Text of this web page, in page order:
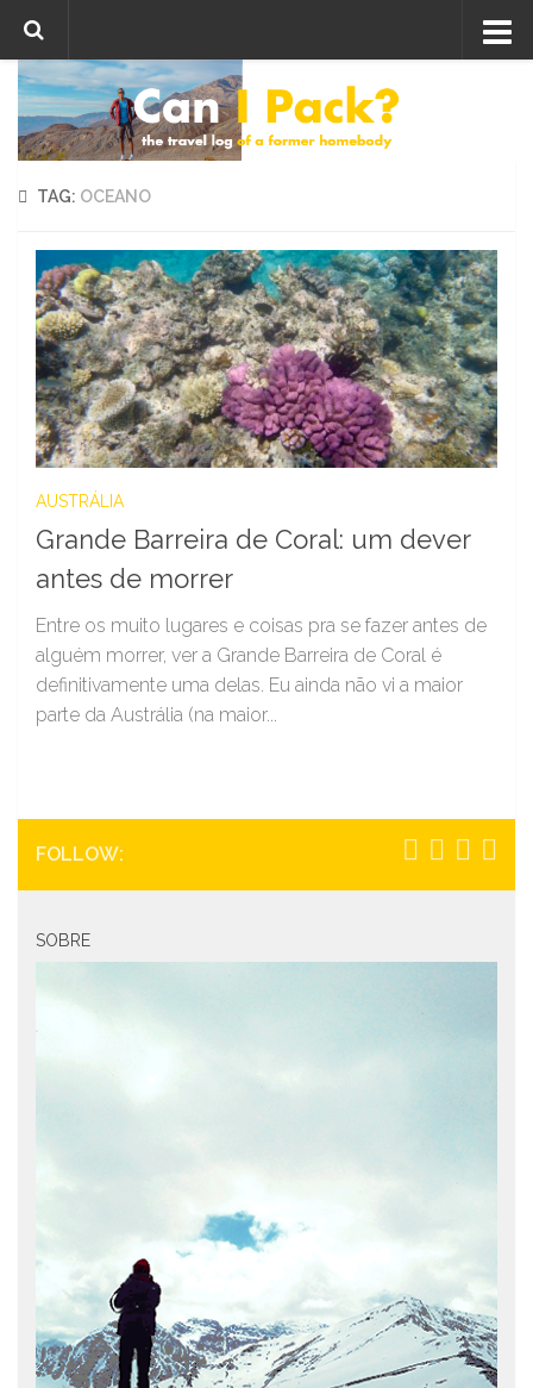
Skip to content
TAG: OCEANO
AUSTRÁLIA
Grande Barreira de Coral: um dever
antes de morrer
Entre os muito lugares e coisas pra se fazer antes de
alguém morrer, ver a Grande Barreira de Coral é
definitivamente uma delas. Eu ainda não vi a maior
parte da Austrália (na maior...
FOLLOW:
SOBRE